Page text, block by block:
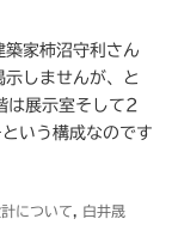
築家柿沼守利さん
しませんが、と
は展示室そして2
いう構成なのです
について
白井晟